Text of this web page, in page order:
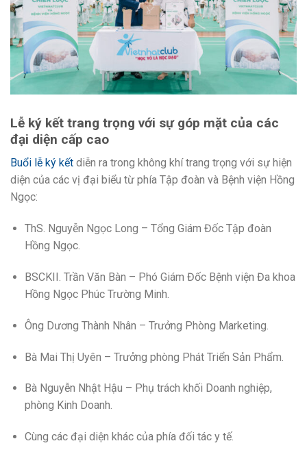
Lễ ký kết trang trọng với sự góp mặt của các
đại diện cấp cao
Buổi lễ ký kết diễn ra trong không khí trang trọng với sự hiện
diện của các vị đại biểu từ phía Tập đoàn và Bệnh viện Hồng
Ngọc:
ThS. Nguyễn Ngọc Long – Tổng Giám Đốc Tập đoàn
Hồng Ngọc.
BSCKII. Trần Văn Bàn – Phó Giám Đốc Bệnh viện Đa khoa
Hồng Ngọc Phúc Trường Minh.
Ông Dương Thành Nhân – Trưởng Phòng Marketing.
Bà Mai Thị Uyên – Trưởng phòng Phát Triển Sản Phẩm.
Bà Nguyễn Nhật Hậu – Phụ trách khối Doanh nghiệp,
phòng Kinh Doanh.
Cùng các đại diện khác của phía đối tác y tế.